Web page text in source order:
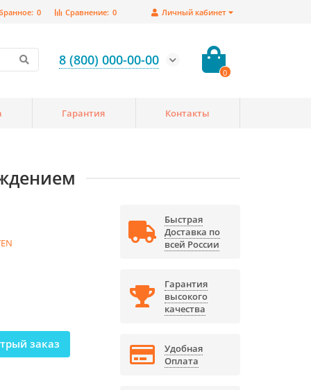
Личный кабинет
Сравнение: 0
0
8 (800) 000-00-00
0
Гарантия Контакты
заказ
Быстрая
Доставка по
всей России
Гарантия
высокого
качества
Удобная
Оплата